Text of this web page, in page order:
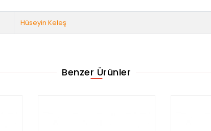
Hüseyin Keleş
Benzer Ürünler